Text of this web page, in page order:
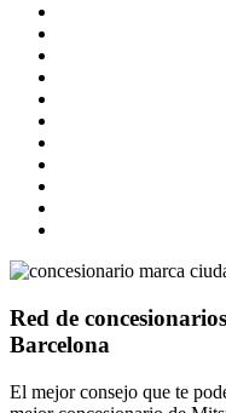
Red de
Barcelona
El mejor consejo que te